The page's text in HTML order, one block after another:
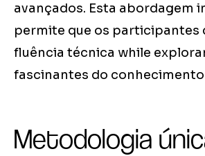
avançados. Esta abordagem
permite que os participantes
fluência técnica while
fascinantes do
Metodologia